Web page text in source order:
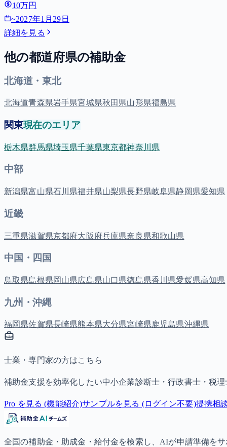
10万円
~2027年1月29日
詳細を見る
他の都道府県の補助金
北海道・東北
北海道青森県岩手県宮城県秋田県山形県福島県
関東現在のエリア
栃木県群馬県埼玉県千葉県東京都神奈川県
中部
新潟県富山県石川県福井県山梨県長野県岐阜県静岡県愛知県
近畿
三重県滋賀県京都府大阪府兵庫県奈良県和歌山県
中国・四国
鳥取県島根県岡山県広島県山口県徳島県香川県愛媛県高知県
九州・沖縄
福岡県佐賀県長崎県熊本県大分県宮崎県鹿児島県沖縄県
士業・専門家の方はこちら
補助金支援を効率化したい中小企業診断士・行政書士・税
Pro を見る (機能紹介)サンプルを見る (ログイン不要)提携相
全国の補助金・助成金・給付金を検索し、AIが申請準備を